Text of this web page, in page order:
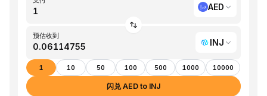
AED
预估收到
INJ
1 10 50 100 500 1000 10000
闪兑 AED to INJ